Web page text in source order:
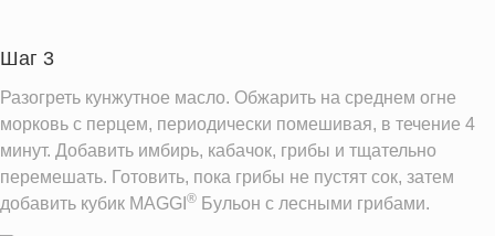
Шаг 3
Разогреть кунжутное масло. Обжарить на среднем огне
морковь с перцем, периодически помешивая, в течение 4
минут. Добавить имбирь, кабачок, грибы и тщательно
перемешать. Готовить, пока грибы не пустят сок, затем
добавить кубик MAGGI ® Бульон с лесными грибами.